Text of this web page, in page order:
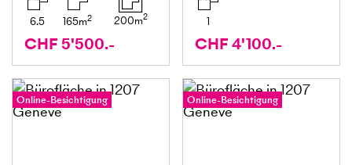
6.5 165m2 200m2
CHF 5'500.-
1
CHF 4'100.-
Online-Besichtigung Online-Besichtigung